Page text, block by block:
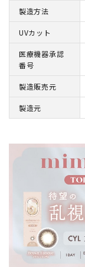
製造方法
UVカット
医療機器承認
番号
製造販売元
製造元